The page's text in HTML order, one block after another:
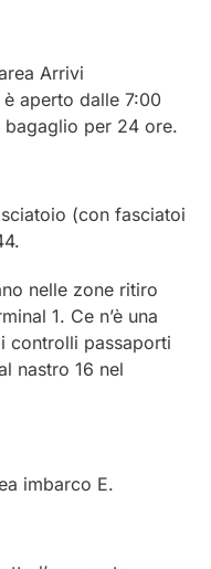
Arrivi
aperto dalle 7:00
per 24 ore.
(con fasciatoi
nelle zone ritiro
1. Ce n’è una
controlli passaporti
nastro 16 nel
imbarco E.